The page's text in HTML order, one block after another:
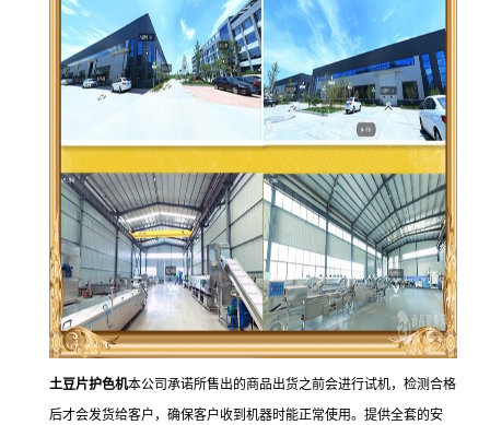
土豆片护色机本公司承诺所售出的商品出货之前会进行试机，检测合格
后才会发货给客户，确保客户收到机器时能正常使用。提供全套的安